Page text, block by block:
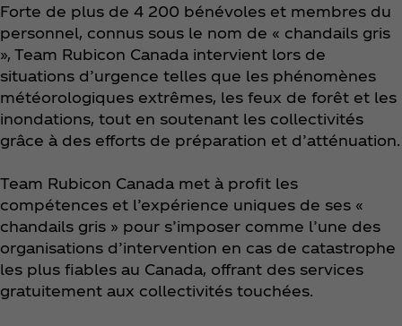
Forte de plus de 4 200 bénévoles et membres du
personnel, connus sous le nom de « chandails gris
», Team Rubicon Canada intervient lors de
situations d’urgence telles que les phénomènes
météorologiques extrêmes, les feux de forêt et les
inondations, tout en soutenant les collectivités
grâce à des efforts de préparation et d’atténuation.
Team Rubicon Canada met à profit les
compétences et l’expérience uniques de ses «
chandails gris » pour s’imposer comme l’une des
organisations d’intervention en cas de catastrophe
les plus fiables au Canada, offrant des services
gratuitement aux collectivités touchées.